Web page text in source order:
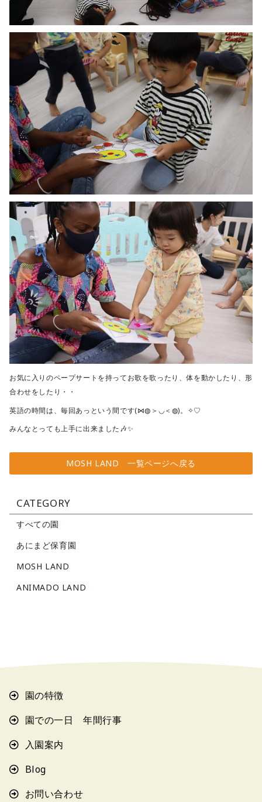
お気に入りのペープサートを持ってお歌を歌ったり、体を動かしたり、形
合わせをしたり・・
英語の時間は、毎回あっという間です(⋈◍＞◡＜◍)。✧♡
みんなとっても上手に出来ました🎶✨
MOSH LAND 一覧ページへ戻る
CATEGORY
すべての園
あにまど保育園
MOSH LAND
ANIMADO LAND
園の特徴
園での一日 年間行事
入園案内
Blog
お問い合わせ